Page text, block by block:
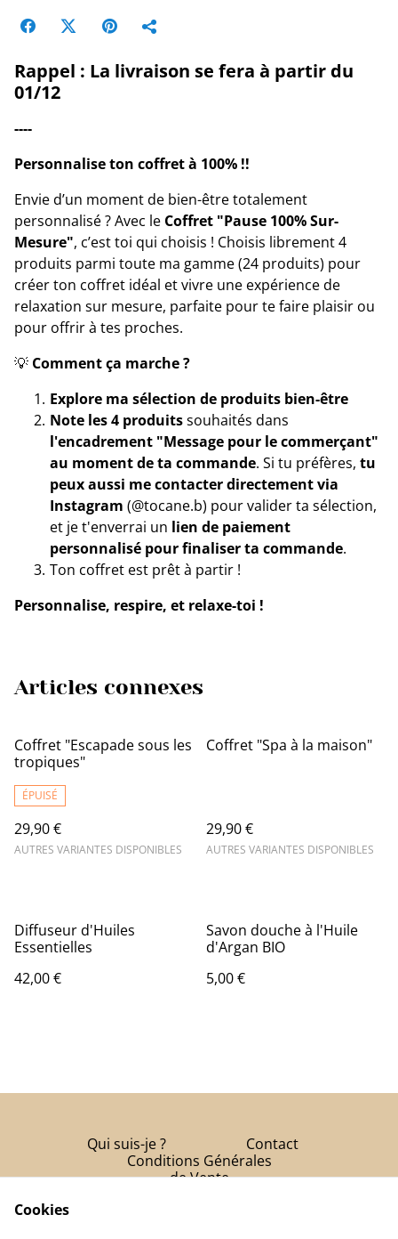
Rappel : La livraison se fera à partir du
01/12
----
Personnalise ton coffret à 100% !!
Envie d’un moment de bien-être totalement
personnalisé ? Avec le Coffret "Pause 100% Sur-
Mesure", c’est toi qui choisis ! Choisis librement 4
produits parmi toute ma gamme (24 produits) pour
créer ton coffret idéal et vivre une expérience de
relaxation sur mesure, parfaite pour te faire plaisir ou
pour offrir à tes proches.
💡 Comment ça marche ?
Explore ma sélection de produits bien-être
Note les 4 produitssouhaités dans
l'encadrement "Message pour le commerçant"
au moment de ta commande. Si tu préfères, tu
peux aussi me contacter directement via
Instagram (@tocane.b) pour valider ta sélection,
et je t'enverrai un lien de paiement
personnalisé pour finaliser ta commande.
Ton coffret est prêt à partir !
Personnalise, respire, et relaxe-toi !
Articles connexes
Coffret "Escapade sous les
tropiques"
ÉPUISÉ
29,90 €
AUTRES VARIANTES DISPONIBLES
Coffret "Spa à la maison"
29,90 €
AUTRES VARIANTES DISPONIBLES
Diffuseur d'Huiles
Essentielles
42,00 €
Savon douche à l'Huile
d'Argan BIO
5,00 €
Qui suis-je ?
Contact
Conditions Générales
de Vente
Cookies